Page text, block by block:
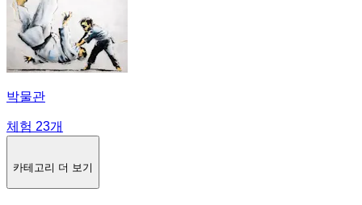
박물관
체험 23개
카테고리 더 보기